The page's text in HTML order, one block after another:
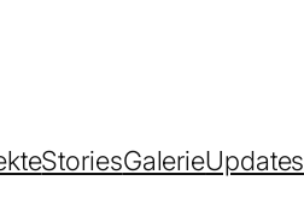
StoriesGalerieUpdates